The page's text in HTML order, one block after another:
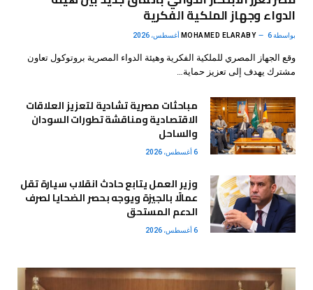
الدواء وجهاز الملكية الفكرية
بواسطة MOHAMED ELARABY 6 أغسطس، 2026
وقع الجهاز المصري للملكية الفكرية وهيئة الدواء المصرية بروتوكول تعاون
مشترك يهدف إلى تعزيز حماية…
مباحثات مصرية تشادية لتعزيز العلاقات
الاقتصادية ومناقشة تطورات السودان
والساحل
6 أغسطس، 2026
وزير العمل يتابع حادث انقلاب سيارة تقل
عمالًا بالجيزة ويوجه بحصر الضحايا لصرف
الدعم المستحق
6 أغسطس، 2026